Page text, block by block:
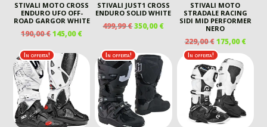
STIVALI MOTO CROSS
ENDURO UFO OFF-
ROAD GARGOR WHITE
190,00€IL
ORIGINALE
ERA:
190,00 €.
145,00€IL
ATTUALE
È:
145,00 €.
STIVALI JUST1 CROSS
ENDURO SOLID WHITE
499,99€IL
ERA:
499,99 €.
350,00€IL
ATTUALE
È:
350,00 €.
STIVALI MOTO
STRADALE RACING
SIDI MID PERFORMER
NERO
229,00€ IL
PREZZO
ORIGINALE
ERA:
229,00 €.
175,00€IL
In offerta! In offerta! In offerta!